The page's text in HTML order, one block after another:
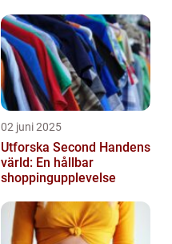
02 juni 2025
Utforska Second Handens
värld: En hållbar
shoppingupplevelse